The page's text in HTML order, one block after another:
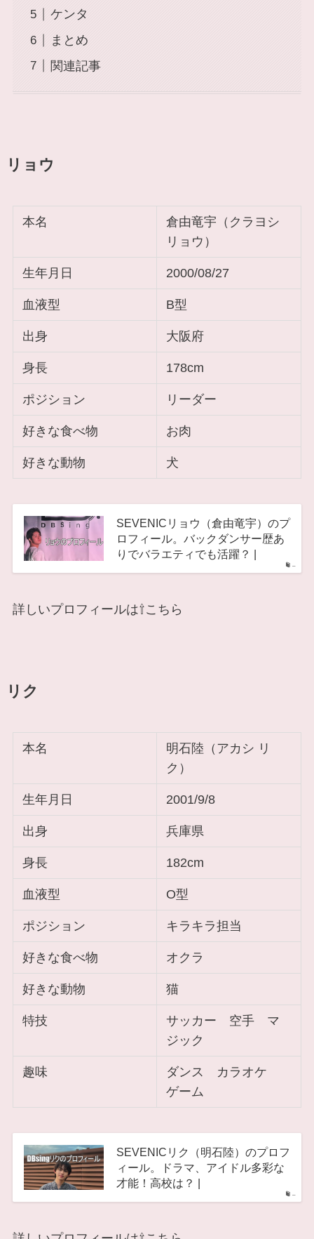
ケンタ
まとめ
関連記事
リョウ
本名
倉由竜宇（クラヨシ
リョウ）
生年月日 2000/08/27
血液型 B型
出身 ⼤阪府
身長 178cm
ポジション リーダー
好きな食べ物 お肉
好きな動物 犬
–
SEVENICリョウ（倉由竜宇）のプ
ロフィール。バックダンサー歴あ
りでバラエティでも活躍？ |
詳しいプロフィールは⇧こちら
リク
本名
明石陸（アカシ リ
ク）
生年月日 2001/9/8
出身 兵庫県
身長 182cm
血液型 O型
ポジション キラキラ担当
好きな食べ物 オクラ
好きな動物 猫
特技
サッカー 空手 マ
ジック
趣味
ダンス カラオケ
ゲーム
–
SEVENICリク（明石陸）のプロフ
ィール。ドラマ、アイドル多彩な
才能！高校は？ |